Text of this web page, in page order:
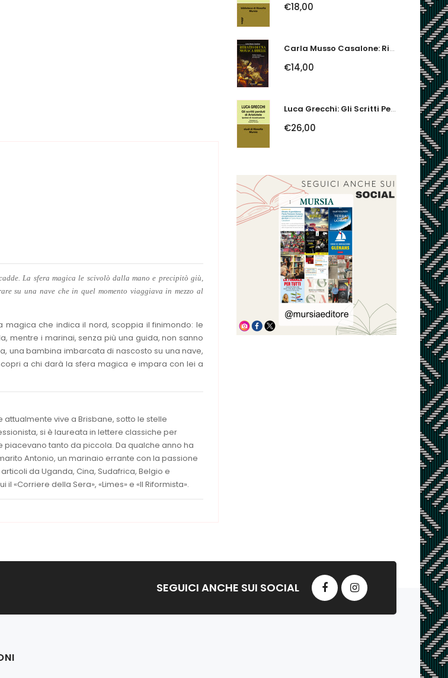
La sfera magica le scivolò dalla mano e precipitò giù,
su una nave che in quel momento viaggiava in mezzo al
magica che indica il nord, scoppia il finimondo: le
mentre i marinai, senza più una guida, non sanno
una bambina imbarcata di nascosto su una nave,
a chi darà la sfera magica e impara con lei a
attualmente vive a Brisbane, sotto le stelle
si è laureata in lettere classiche per
tanto da piccola. Da qualche anno ha
Antonio, un marinaio errante con la passione
da Uganda, Cina, Sudafrica, Belgio e
«Corriere della Sera», «Limes» e «Il Riformista».
€18,00
Carla Musso Casalone: Ritratto Di Una Monaca Ribelle. Brigida Franzone,...
€14,00
Luca Grecchi: Gli Scritti Perduti Di Aristotele. Ipotesi Di Ricostruzione
€26,00
SEGUICI ANCHE SUI SOCIAL